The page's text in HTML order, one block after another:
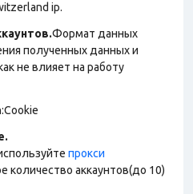
ip.
Формат данных
полученных данных и
не влияет на работу
прокси
количество аккаунтов(до 10)